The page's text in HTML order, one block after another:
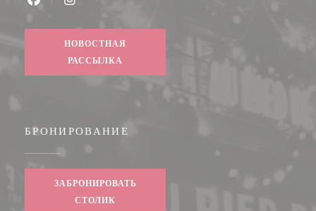
НОВОСТНАЯ
РАССЫЛКА
БРОНИРОВАНИЕ
ЗАБРОНИРОВАТЬ
СТОЛИК